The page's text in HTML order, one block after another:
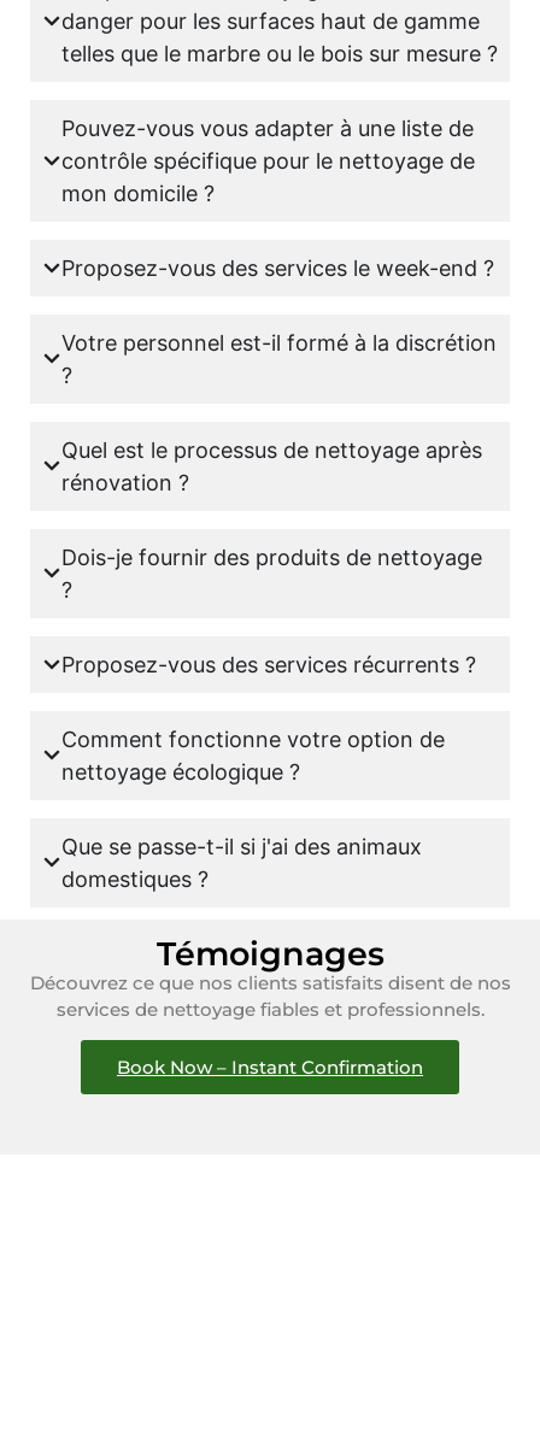
danger pour les surfaces haut de gamme
telles que le marbre ou le bois sur mesure ?
Pouvez-vous vous adapter à une liste de
contrôle spécifique pour le nettoyage de
mon domicile ?
Proposez-vous des services le week-end ?
Votre personnel est-il formé à la discrétion
?
Quel est le processus de nettoyage après
rénovation ?
Dois-je fournir des produits de nettoyage
?
Proposez-vous des services récurrents ?
Comment fonctionne votre option de
nettoyage écologique ?
Que se passe-t-il si j'ai des animaux
domestiques ?
Témoignages
Découvrez ce que nos clients satisfaits disent de nos
services de nettoyage fiables et professionnels.
Book Now – Instant Confirmation